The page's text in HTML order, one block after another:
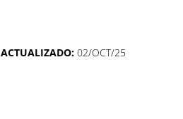
ACTUALIZADO: 02/OCT/25